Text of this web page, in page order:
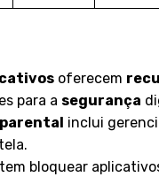
oferecem
para a segurança
inclui
bloquear